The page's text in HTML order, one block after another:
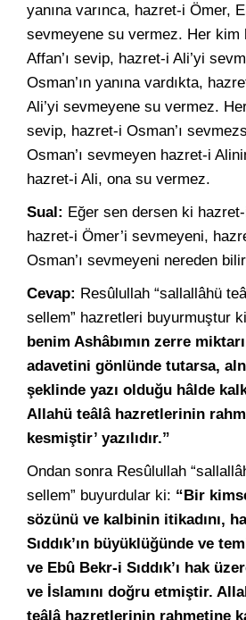
yanına varınca, hazret-i Ömer,
sevmeyene su vermez. Her kim
Affan’ı sevip, hazret-i Ali’yi
Osman’ın yanına vardıkta,
Ali’yi sevmeyene su vermez.
sevip, hazret-i Osman’ı
Osman’ı sevmeyen hazret-i
hazret-i Ali, ona su vermez.
Sual: Eğer sen dersen ki
hazret-i Ömer’i sevmeyeni,
Osman’ı sevmeyeni nereden
Cevap: Resûlullah “sallallâhü
sellem” hazretleri buyurmuştur ki
benim Ashâbımın zerre
adavetini gönlünde tutarsa,
şeklinde yazı olduğu hâlde
Allahü teâlâ hazretlerinin
kesmiştir’ yazılıdır.”
Ondan sonra Resûlullah
sellem” buyurdular ki: “Bir
sözünü ve kalbinin itikadını,
Sıddık’ın büyüklüğünde ve
ve Ebû Bekr-i Sıddık’ı hak
ve İslamını doğru etmiştir.
teâlâ hazretlerinin rahmetine